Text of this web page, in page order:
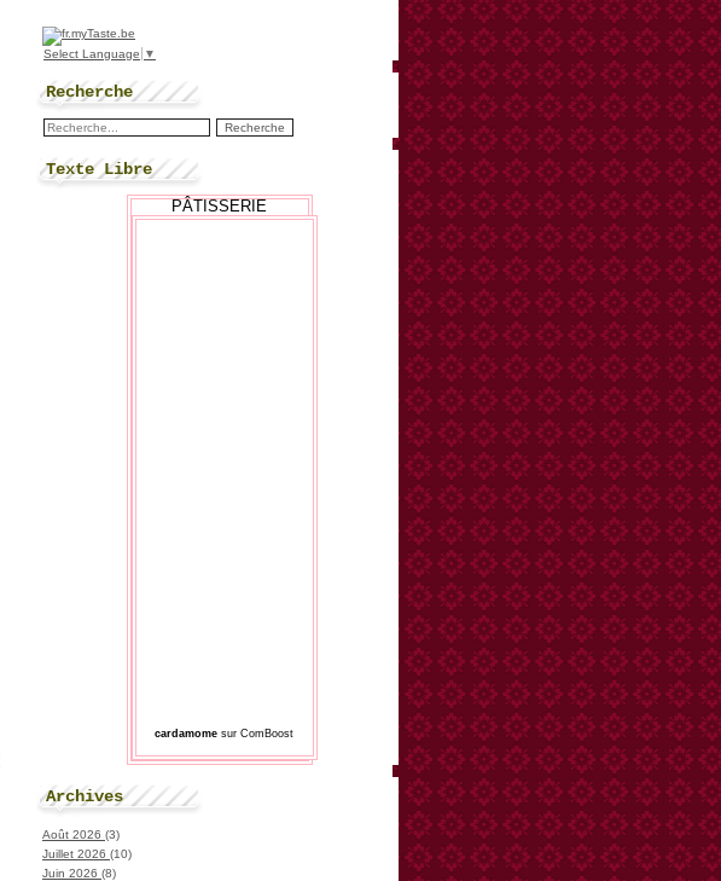
Select Language ▼
Recherche
Texte Libre
PÂTISSERIE
cardamome sur ComBoost
Archives
Août 2026 (3)
Juillet 2026 (10)
Juin 2026 (8)